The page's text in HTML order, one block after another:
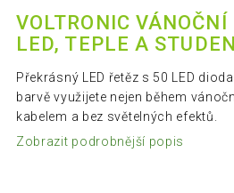
VOLTRONIC
LED, TEPLE A
Překrásný LED řetěz s 50 LED
barvě využijete nejen během
kabelem a bez světelných efektů.
Zobrazit podrobnější popis